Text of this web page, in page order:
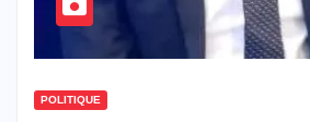
POLITIQUE